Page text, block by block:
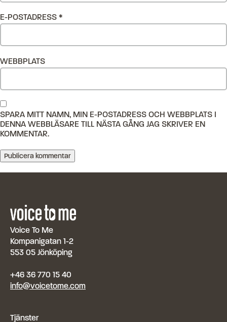
E-POSTADRESS *
WEBBPLATS
SPARA MITT NAMN, MIN E-POSTADRESS OCH WEBBPLATS I
DENNA WEBBLÄSARE TILL NÄSTA GÅNG JAG SKRIVER EN
KOMMENTAR.
Voice To Me
Kompanigatan 1-2
553 05 Jönköping
+46 36 770 15 40
info@voicetome.com
Tjänster